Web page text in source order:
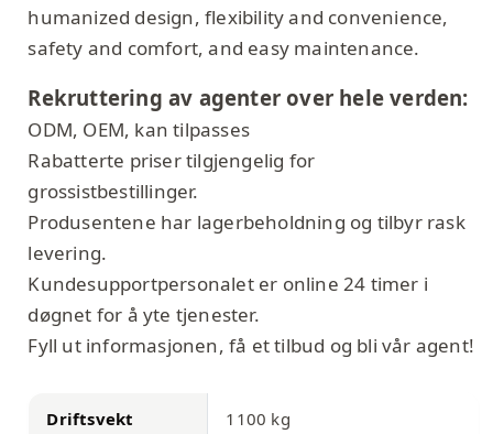
humanized design, flexibility and convenience,
safety and comfort, and easy maintenance.
Rekruttering av agenter over hele verden:
ODM, OEM, kan tilpasses
Rabatterte priser tilgjengelig for
grossistbestillinger.
Produsentene har lagerbeholdning og tilbyr rask
levering.
Kundesupportpersonalet er online 24 timer i
døgnet for å yte tjenester.
Fyll ut informasjonen, få et tilbud og bli vår agent!
Driftsvekt 1100 kg